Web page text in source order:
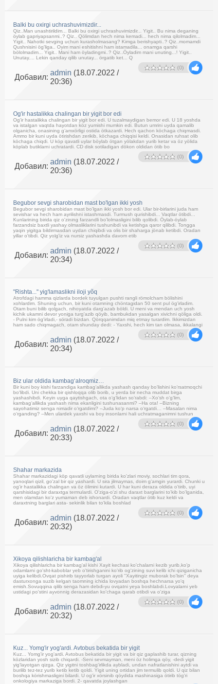
Balki bu oxirgi uchrashuvimizdir...
Qiz..Man unashtirildim... Balki bu oxirgi uchrashuvimizdir... Yigit.. Bu nima deganing
öylab gapriyapsanmi..? Qiz.. Qölimdan hech nima kemadi... hech nima qilolmadim...
Yigit.. Nahotki sevging uchun kurasholmasang? Kimga berishyapti..? Qiz..momamdi
Qushnisini ög'liga.. Oyim mani eshitishni ham istamadila... onamga qarshi
bölolmadim... Yigit.. Mani ham öyladingmi..? Qiz..Öyladim mani unuting...! Yigit..
Unutay.... Lekin qanday qilib unutay... örgatib ket... Q
(0)
Добавил:
admin (18.07.2022 /
20:36)
Og'ir hastalikka chalingan bir yigit bor edi
Og'ir hastalikka chalingan bir yigit bor edi. U tuzalmaydigan bemor edi. U 18 yoshda
va istalgan vaqtda hayotdan köz yumishi mumkin edi. Butun umrini uyda qamalib
olganicha, onasining g’amxörligi ostida ötkazardi. Hech qachon köchaga chiqmasdi.
Ammo bir kuni uyda ötirishdan zerikib, köchaga chiqqisi keldi. Onasidan ruhsat olib
köchaga chiqdi. U köp qavatli uylar böylab ötgan yölakdan yurib ketar va öz yölida
köplab butiklarni uchratardi. CD disk sotiladigan dökon oldidan ötib bo
(0)
Добавил:
admin (18.07.2022 /
20:36)
Begubor sevgi sharobidan mast bo'lgan ikki yosh
Begubor sevgi sharobidan mast bo'lgan ikki yosh bor edi. Ular bir-birlarini juda ham
sevishar va hech ham ayrilishni istashmasdi. Turmush qurishibdi... Vaqtlar ötibdi...
Kunlarining birida qiz o'zining farzandli bo'lolmasligini bilib qolibdi. Öylab-öylab
farzandsiz baxtli yashay olmasliklarini tushunibdi va ketishga qaror qilibdi. Tongga
yaqin yigitga bildirmasdan uydan chiqibdi va olis bir shaharga jönab ketibdi. Oradan
yillar o'tibdi. Qiz yolg'iz va nursiz yashashda davom etib
(0)
Добавил:
admin (18.07.2022 /
20:34)
"Rishta..." yig'lamaslikni iloji yõq
Atrofdagi hamma qizlarda bordek tuyulgan pushti rangli römolcham bölishini
xohlardim. Shuning uchun, bir kuni otamning chöntagidan 50 sent pul ög'irladim.
Otam buni bilib qolgach, nihoyatda darg'azab böldi. U meni va mendan uch yosh
kichik ukamni devor yoniga turg'azib qöyib, bambukdan yasalgan xivichni qöliga oldi.
- Pulni kim ög'irladi,- söradi bizdan. Qörqqanimdan miq etmay turardim. Ikkimizdan
ham sado chiqmagach, otam shunday dedi: - Yaxshi, hech kim tan olmasa, ikkalangi
(0)
Добавил:
admin (18.07.2022 /
20:34)
Biz ular oldida kambag‘alroqmiz…
Bir kuni boy kishi farzandiga kambag‘allikda yashash qanday bo‘lishini ko‘rsatmoqchi
bo‘libdi. Uni chekka bir qishloqqa olib borib, u yerda bir necha muddat birga
yashashibdi. Keyin uyga qaytishgach, ota o‘g‘lidan so‘rabdi: –Xo‘sh o‘g‘lim,
kambag‘allikda yashash nima ekanligini tushunasanmi? –Ha ota! –Bizning
sayohatimiz senga nimadir o‘rgatdimi? –Juda ko‘p narsa o‘rgatdi… –Masalan nima
o‘rganding? –Men ulardek yaxshi va boy insonlarni hali uchratmaganimni tushun
(0)
Добавил:
admin (18.07.2022 /
20:33)
Shahar markazida
Shahar markazidagi köp qavatli uylarning birida ko'zlari moviy, sochlari tim qora,
yanoqlari qizil, go'zal bir qiz yashardi. U sira jilmaymas, doim g'amgin yurardi. Chunki u
og'ir hastalikka chalingan va öz ölimini kutardi. U har kuni deraza oldida o'tirib, uyi
qarshisidagi bir daraxtga termulardi. O'ziga-o'zi shu daraxt barglarini to'kib bo'lganida,
men olamdan ko'z yumaman deb ishonardi. Oradan vaqtlar ötib kuz keldi va
daraxtning barglari asta- sekinlik bilan to'kila boshlad
(0)
Добавил:
admin (18.07.2022 /
20:32)
Xikoya qilishlaricha bir kambag'al
Xikoya qilishlaricha bir kambag'al kishi Xayit kechasi ko'chalarni kezib yurib,ko'p
odamlarni go'sht-kaboblar yeb o'tirishganini ko'rib og'zining suvi kelib ichi qiziganicha
uyiga kelibdi.Ovqat pishirib tayyorlab turgan ayoli ''Xayitingiz muborak bo'lsin'' deya
dasturxonga suzib kelgan taomning ichida lovyadan boshqa hechnarsa yo'q
emish.Sovuqqina qilib senga ham debdi-yu ovqatni yeya boshlabdi.Lovyalarni yeb
ustidagi po'stini ayvonnig derazasidan ko'chaga qarab otibdi va o'ziga
(0)
Добавил:
admin (18.07.2022 /
20:32)
Kuz... Yomg'ir yog'ardi. Avtobus bekatida bir yigit
Kuz... Yomg'ir yog'ardi. Avtobus bekatida bir yigit va bir qiz gaplashib turar, qizning
közlaridan yosh sizib chiqardi. -Seni sevmayman, meni öz holimga qöy, -dedi yigit
yig'layotgan qizga. Qiz yigitni toshbag'irlikda aybladi, undan nafratlanishini aytdi va
burilib tez-tez yurib ketib ketib qoldi. Yigit uning ortidan jim termulib qoldi. U qiz bilan
boshqa körishmasligini bilardi. U og'ir xörsinib qöydida mashinasiga ötirib tög'ri
onkologiya markaziga bordi. 2- qavatda joylashgan